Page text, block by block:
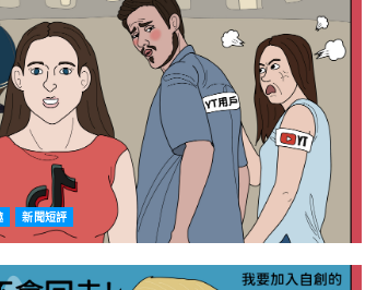
新聞短評